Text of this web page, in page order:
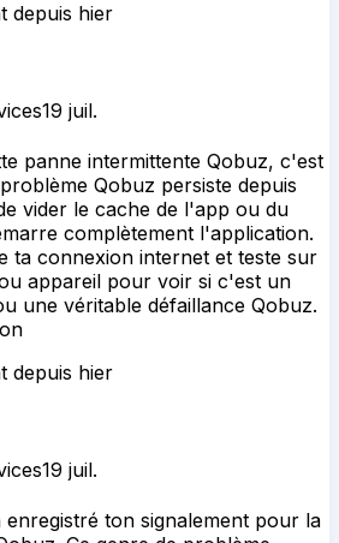
depuis hier
19 juil.
panne intermittente Qobuz, c'est
Qobuz persiste depuis
vider le cache de l'app ou du
complètement l'application.
ta connexion internet et teste sur
appareil pour voir si c'est un
une véritable défaillance Qobuz.
depuis hier
19 juil.
ton signalement pour la